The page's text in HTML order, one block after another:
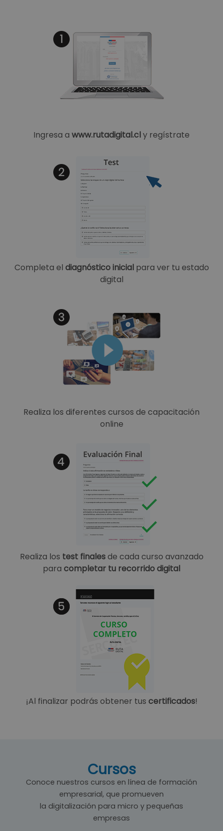
Ingresa a www.rutadigital.cly regístrate
Completa el diagnóstico inicialpara ver tu estado
digital
Realiza los diferentes cursos de capacitación
online
Realiza los test finalesde cada curso avanzado
para completar tu recorrido digital
¡Al finalizar podrás obtener tus certificados!
Cursos
Conoce nuestros cursos en línea de formación
empresarial, que promueven
la digitalización para micro y pequeñas
empresas